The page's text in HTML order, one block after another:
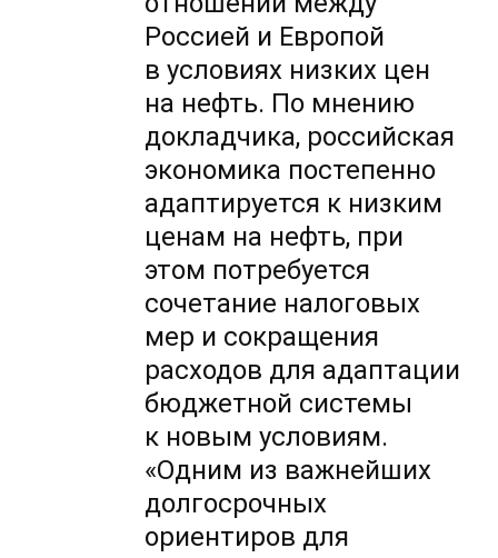
Россией и Европой
в условиях низких цен
на нефть. По мнению
докладчика, российская
экономика постепенно
адаптируется к низким
ценам на нефть, при
этом потребуется
сочетание налоговых
мер и сокращения
расходов для адаптации
бюджетной системы
к новым условиям.
«Одним из важнейших
долгосрочных
ориентиров для